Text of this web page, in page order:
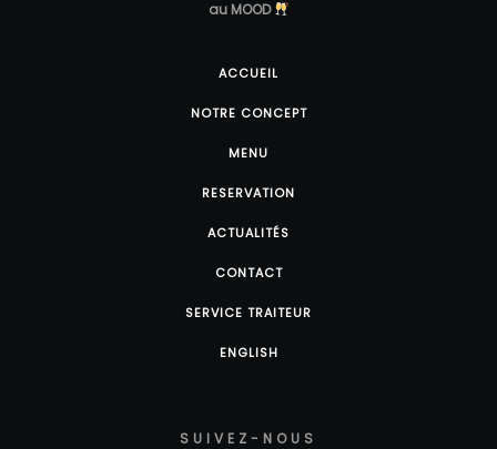
au MOOD
ACCUEIL
NOTRE CONCEPT
MENU
RESERVATION
ACTUALITÉS
CONTACT
SERVICE TRAITEUR
ENGLISH
SUIVEZ-NOUS